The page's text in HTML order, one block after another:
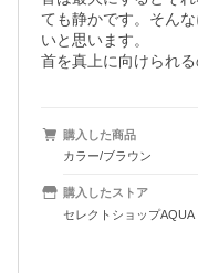
ても静かです。そん
いと思います。
首を真上に向けられ
購入した商品
カラー/ブラウン
購入したストア
セレクトショップAQUA